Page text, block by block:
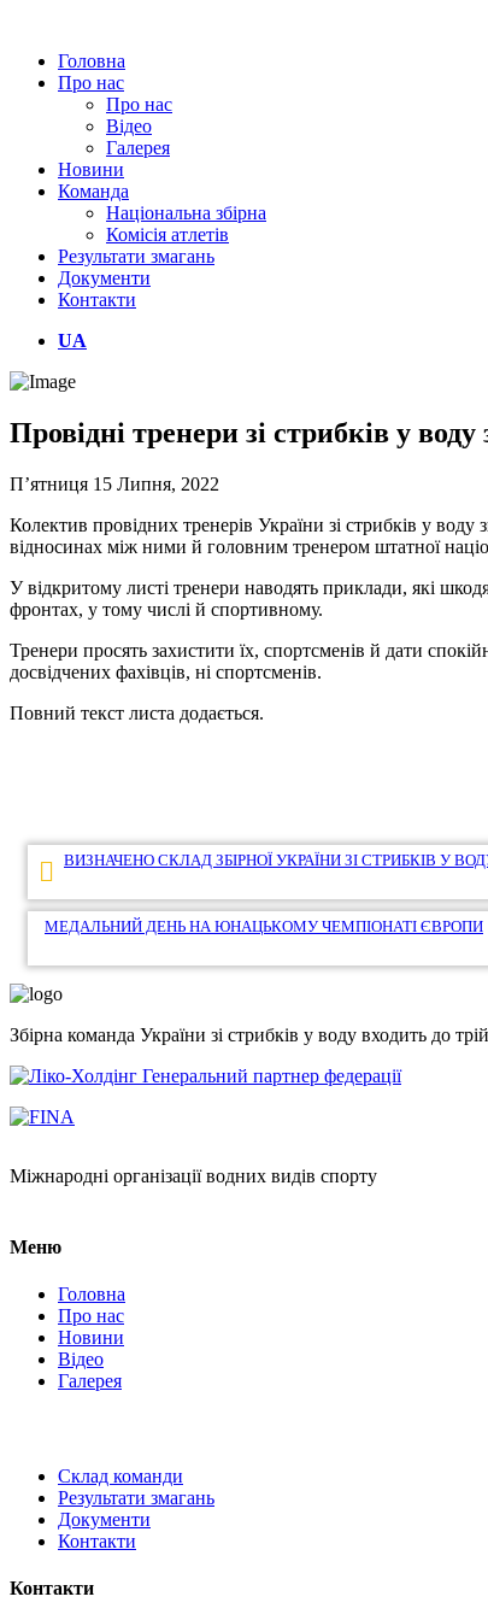
Головна
Про нас
Про нас
Відео
Галерея
Новини
Команда
Національна збірна
Комісія атлетів
Результати змагань
Документи
Контакти
UA
Провідні тренери зі стрибків у
П’ятниця 15 Липня, 2022
Колектив провідних тренерів України зі стрибків у
відносинах між ними й головним тренером штатної
У відкритому листі тренери наводять приклади, які
фронтах, у тому числі й спортивному.
Тренери просять захистити їх, спортсменів й дати
досвідчених фахівців, ні спортсменів.
Повний текст листа додається.
Навігація
записів
ВИЗНАЧЕНО СКЛАД ЗБІРНОЇ УКРАЇНИ ЗІ СТРИБКІВ У
МЕДАЛЬНИЙ ДЕНЬ НА ЮНАЦЬКОМУ ЧЕМПІОНАТІ ЄВРОПИ
Збірна команда України зі стрибків у воду входить до
Генеральний партнер федерації
Міжнародні організації водних видів спорту
Меню
Головна
Про нас
Новини
Відео
Галерея
Склад команди
Результати змагань
Документи
Контакти
Контакти